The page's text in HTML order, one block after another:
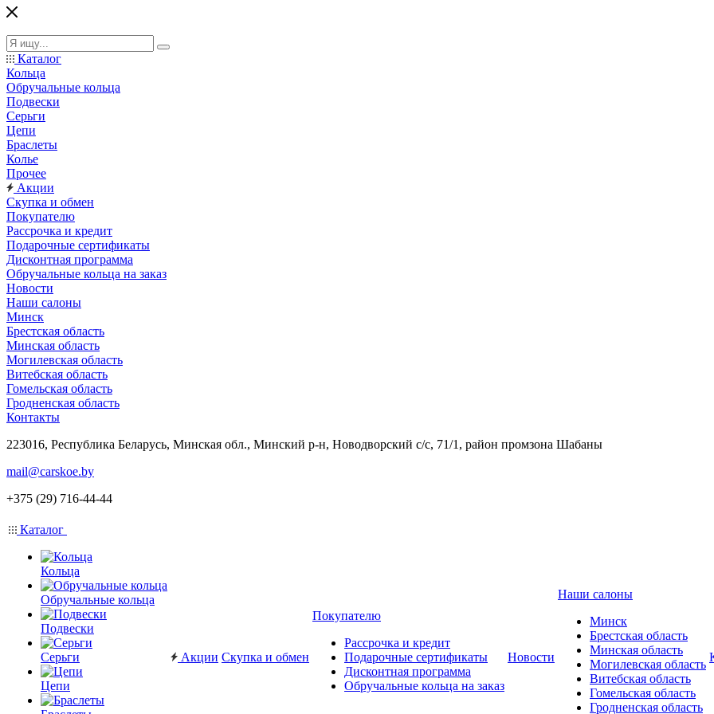
Каталог
Кольца
Обручальные кольца
Подвески
Серьги
Цепи
Браслеты
Колье
Прочее
Акции
Скупка и обмен
Покупателю
Рассрочка и кредит
Подарочные сертификаты
Дисконтная программа
Обручальные кольца на заказ
Новости
Наши салоны
Минск
Брестская область
Минская область
Могилевская область
Витебская область
Гомельская область
Гродненская область
Контакты
223016, Республика Беларусь, Минская обл., Минский р-н, Новодворский с/с, 71/1, район промзона Шабаны
mail@carskoe.by
+375 (29) 716-44-44
Каталог
Кольца
Обручальные кольца
Подвески
Серьги
Цепи
Акции Скупка и обмен
Покупателю
Рассрочка и кредит
Подарочные сертификаты
Дисконтная программа
Обручальные кольца на заказ
Новости
Наши салоны
Минск
Брестская область
Минская область
Могилевская область
Витебская область
Гомельская область
Гродненская область